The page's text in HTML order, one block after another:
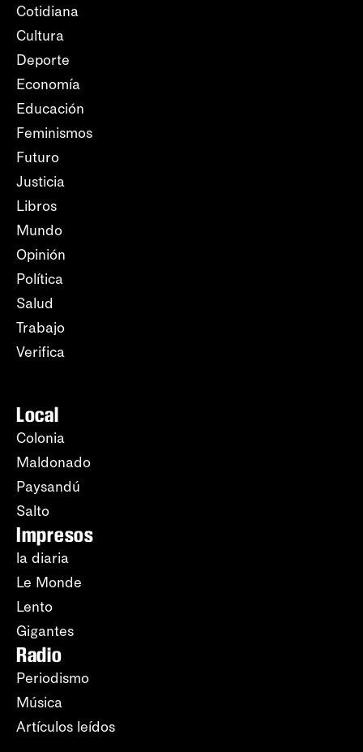
Cotidiana
Cultura
Deporte
Economía
Educación
Feminismos
Futuro
Justicia
Libros
Mundo
Opinión
Política
Salud
Trabajo
Verifica
Local
Colonia
Maldonado
Paysandú
Salto
Impresos
la diaria
Le Monde
Lento
Gigantes
Radio
Periodismo
Música
Artículos leídos